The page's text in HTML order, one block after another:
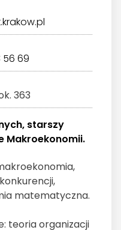
56 69
363
starszy
Makroekonomii.
matematyczna.
teoria organizacji